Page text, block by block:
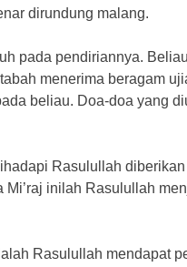
dirundung malang.
pada pendiriannya.
menerima beragam
beliau. Doa-doa yang
Rasulullah
Mi’raj inilah Rasulullah
Rasulullah mendapat